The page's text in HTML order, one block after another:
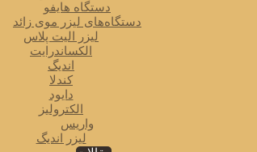
دستگاه هایفو
دستگاه‌های لیزر موی زائد
لیزر الیت پلاس
الکساندرایت
اندیگ
کندلا
دایود
الکترولیز
واریس
لیزر اندیگ